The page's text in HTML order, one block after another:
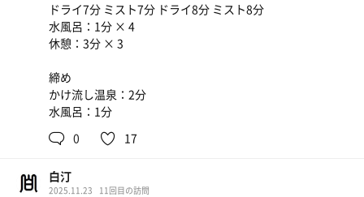
合計：4セット
出入口付近には、今日も看板猫。
ドライ7分 ミスト7分 ドライ8分 ミスト8分
水風呂：1分 × 4
休憩：3分 × 3
締め
かけ流し温泉：2分
水風呂：1分
0
17
白汀
2025.11.23 11回目の訪問